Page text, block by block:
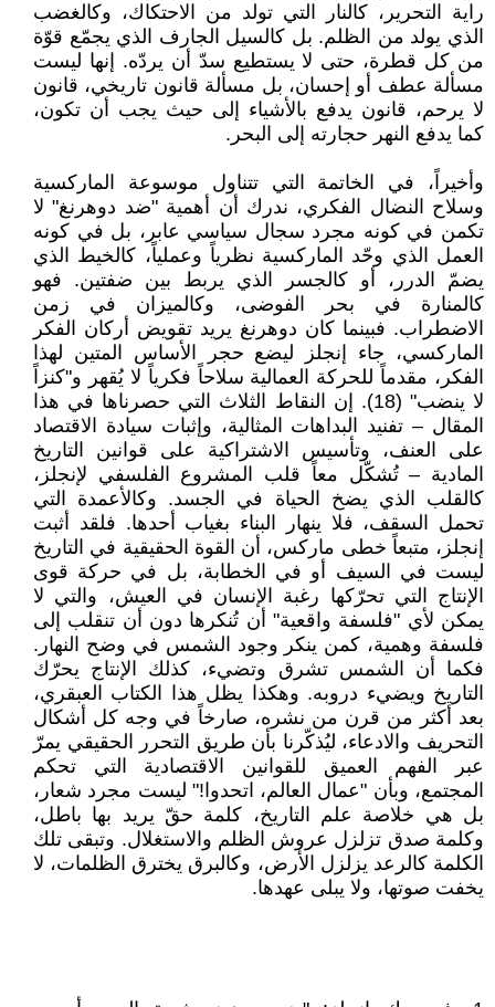
راية التحرير، كالنار التي تولد من الاحتكاك، وكالغضب
الذي يولد من الظلم. بل كالسيل الجارف الذي يجمّع قوّة
من كل قطرة، حتى لا يستطيع سدّ أن يردّه. إنها ليست
مسألة عطف أو إحسان، بل مسألة قانون تاريخي، قانون
لا يرحم، قانون يدفع بالأشياء إلى حيث يجب أن تكون،
كما يدفع النهر حجارته إلى البحر.
وأخيراً، في الخاتمة التي تتناول موسوعة الماركسية
وسلاح النضال الفكري، ندرك أن أهمية "ضد دوهرنغ" لا
تكمن في كونه مجرد سجال سياسي عابر، بل في كونه
العمل الذي وحّد الماركسية نظرياً وعملياً، كالخيط الذي
يضمّ الدرر، أو كالجسر الذي يربط بين ضفتين. فهو
كالمنارة في بحر الفوضى، وكالميزان في زمن
الاضطراب. فبينما كان دوهرنغ يريد تقويض أركان الفكر
الماركسي، جاء إنجلز ليضع حجر الأساس المتين لهذا
الفكر، مقدماً للحركة العمالية سلاحاً فكرياً لا يُقهر و"كنزاً
لا ينضب" (18). إن النقاط الثلاث التي حصرناها في هذا
المقال – تفنيد البداهات المثالية، وإثبات سيادة الاقتصاد
على العنف، وتأسيس الاشتراكية على قوانين التاريخ
المادية – تُشكّل معاً قلب المشروع الفلسفي لإنجلز،
كالقلب الذي يضخ الحياة في الجسد. وكالأعمدة التي
تحمل السقف، فلا ينهار البناء بغياب أحدها. فلقد أثبت
إنجلز، متبعاً خطى ماركس، أن القوة الحقيقية في التاريخ
ليست في السيف أو في الخطابة، بل في حركة قوى
الإنتاج التي تحرّكها رغبة الإنسان في العيش، والتي لا
يمكن لأي "فلسفة واقعية" أن تُنكرها دون أن تنقلب إلى
فلسفة وهمية، كمن ينكر وجود الشمس في وضح النهار.
فكما أن الشمس تشرق وتضيء، كذلك الإنتاج يحرّك
التاريخ ويضيء دروبه. وهكذا يظل هذا الكتاب العبقري،
بعد أكثر من قرن من نشره، صارخاً في وجه كل أشكال
التحريف والادعاء، ليُذكّرنا بأن طريق التحرر الحقيقي يمرّ
عبر الفهم العميق للقوانين الاقتصادية التي تحكم
المجتمع، وبأن "عمال العالم، اتحدوا!" ليست مجرد شعار،
بل هي خلاصة علم التاريخ، كلمة حقّ يريد بها باطل،
وكلمة صدق تزلزل عروش الظلم والاستغلال. وتبقى تلك
الكلمة كالرعد يزلزل الأرض، وكالبرق يخترق الظلمات، لا
يخفت صوتها، ولا يبلى عهدها.